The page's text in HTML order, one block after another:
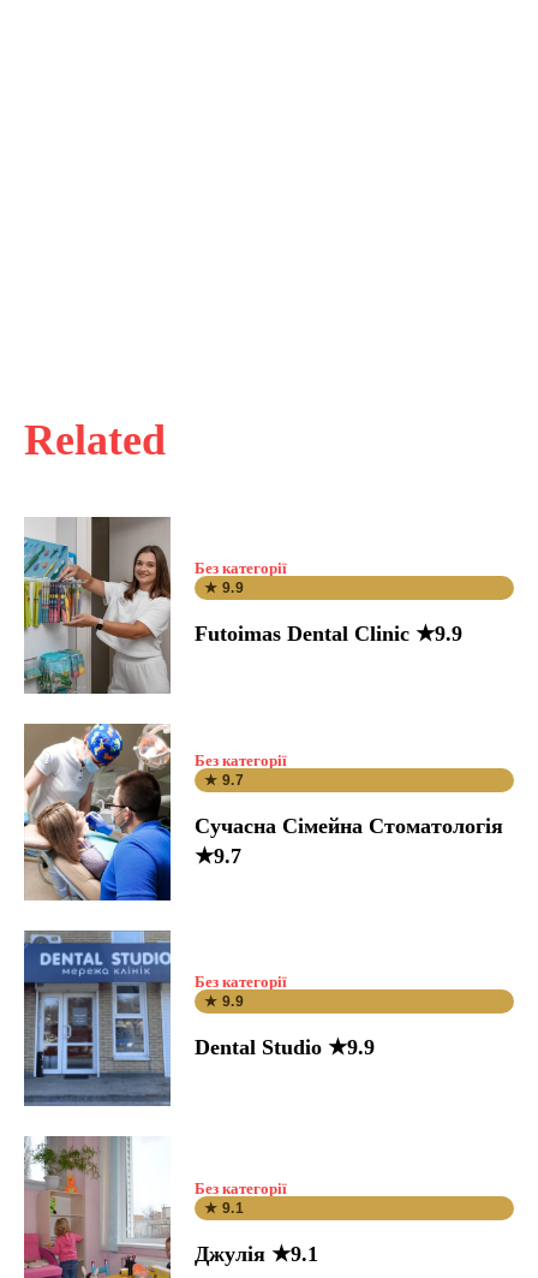
Related
Без категорії
★ 9.9
Futoimas Dental Clinic ★9.9
Без категорії
★ 9.7
Сучасна Сімейна Стоматологія
★9.7
Без категорії
★ 9.9
Dental Studio ★9.9
Без категорії
★ 9.1
Джулія ★9.1